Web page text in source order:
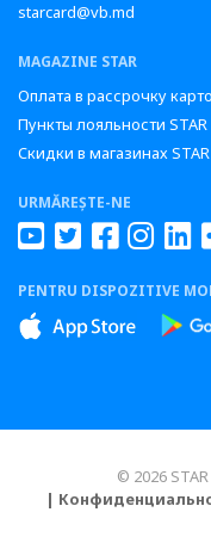
starcard@vb.md
MAGAZINE STAR
Оплата в рассрочку
Пункты лояльности STAR
Скидки в магазинах STAR
URMĂREȘTE-NE
PENTRU DISPOZITIVE
© 2026
|